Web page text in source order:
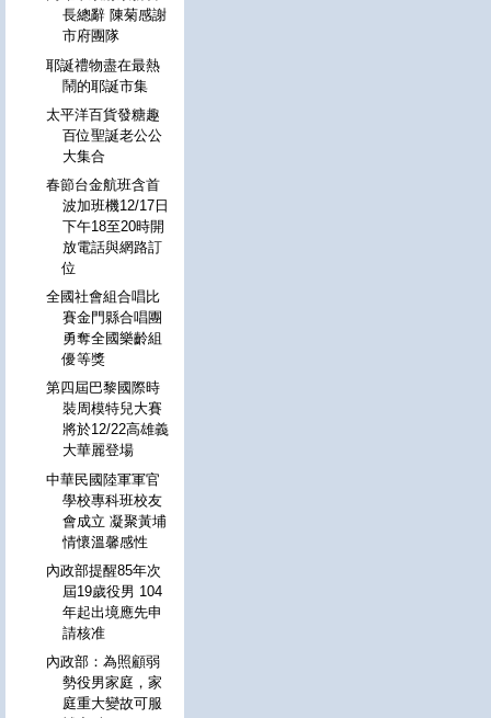
長總辭 陳菊感謝
市府團隊
耶誕禮物盡在最熱
鬧的耶誕市集
太平洋百貨發糖趣
百位聖誕老公公
大集合
春節台金航班含首
波加班機12/17日
下午18至20時開
放電話與網路訂
位
全國社會組合唱比
賽金門縣合唱團
勇奪全國樂齡組
優等獎
第四屆巴黎國際時
裝周模特兒大賽
將於12/22高雄義
大華麗登場
中華民國陸軍軍官
學校專科班校友
會成立 凝聚黃埔
情懷溫馨感性
內政部提醒85年次
屆19歲役男 104
年起出境應先申
請核准
內政部：為照顧弱
勢役男家庭，家
庭重大變故可服